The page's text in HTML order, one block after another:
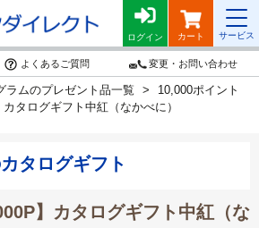
ログイン カート サービス
よくあるご質問 変更・お問い合わせ
ラムのプレゼント品一覧
10,000ポイント
カタログギフト中紅（なかべに）
タログギフト
】カタログギフト中紅（な